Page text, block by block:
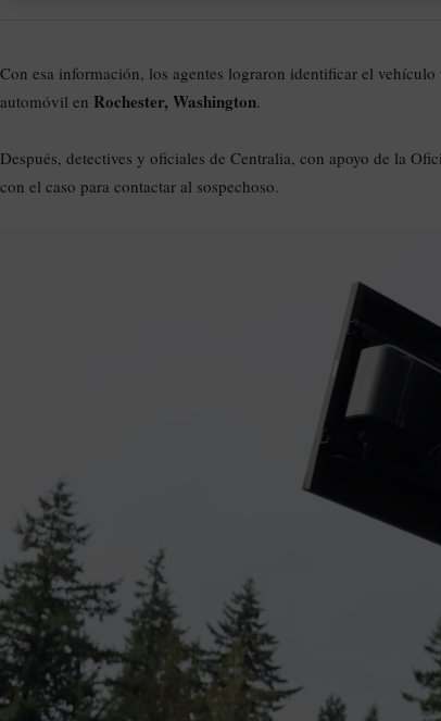
Con esa información, los agentes lograron identificar el
automóvil en Rochester, Washington.
Después, detectives y oficiales de Centralia, con apoyo de la
con el caso para contactar al sospechoso.